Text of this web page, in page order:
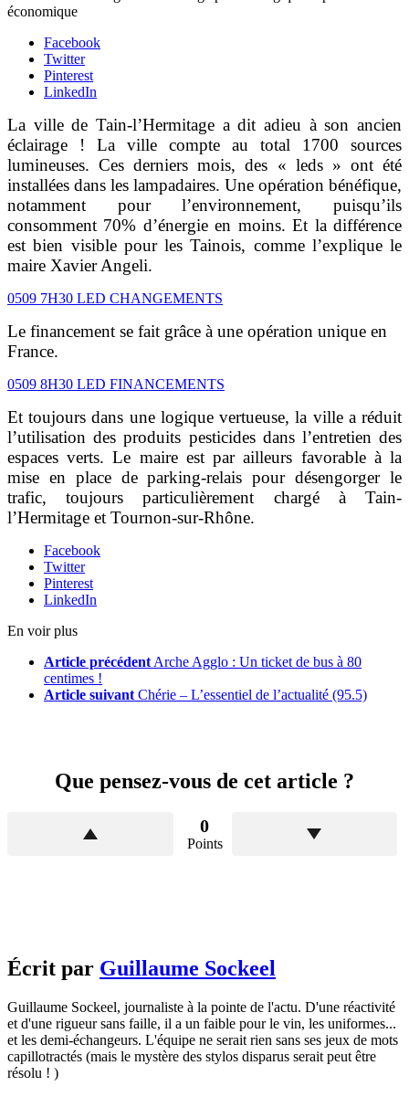
économique
Facebook
Twitter
Pinterest
LinkedIn
La ville de Tain-l’Hermitage a dit adieu à son ancien
éclairage ! La ville compte au total 1700 sources
lumineuses. Ces derniers mois, des « leds » ont été
installées dans les lampadaires. Une opération bénéfique,
notamment pour l’environnement, puisqu’ils
consomment 70% d’énergie en moins. Et la différence
est bien visible pour les Tainois, comme l’explique le
maire Xavier Angeli.
0509 7H30 LED CHANGEMENTS
Le financement se fait grâce à une opération unique en
France.
0509 8H30 LED FINANCEMENTS
Et toujours dans une logique vertueuse, la ville a réduit
l’utilisation des produits pesticides dans l’entretien des
espaces verts. Le maire est par ailleurs favorable à la
mise en place de parking-relais pour désengorger le
trafic, toujours particulièrement chargé à Tain-
l’Hermitage et Tournon-sur-Rhône.
Facebook
Twitter
Pinterest
LinkedIn
En voir plus
Article précédent Arche Agglo : Un ticket de bus à 80
centimes !
Article suivant Chérie – L’essentiel de l’actualité (95.5)
Que pensez-vous de cet article ?
0
Points
Écrit par Guillaume Sockeel
Guillaume Sockeel, journaliste à la pointe de l'actu. D'une réactivité
et d'une rigueur sans faille, il a un faible pour le vin, les uniformes...
et les demi-échangeurs. L'équipe ne serait rien sans ses jeux de mots
capillotractés (mais le mystère des stylos disparus serait peut être
résolu ! )